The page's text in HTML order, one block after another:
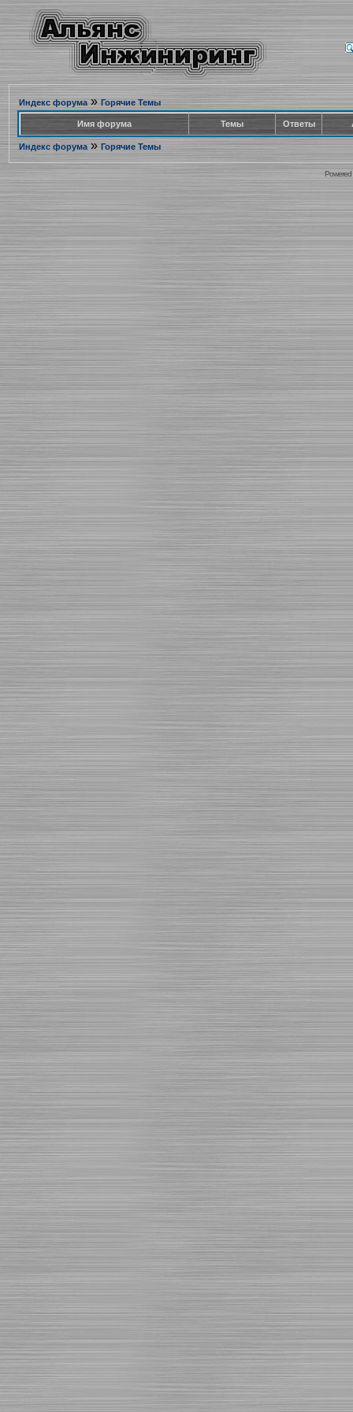
Индекс форума» Горячие Темы
Имя форума Темы Ответы
Индекс форума» Горячие Темы